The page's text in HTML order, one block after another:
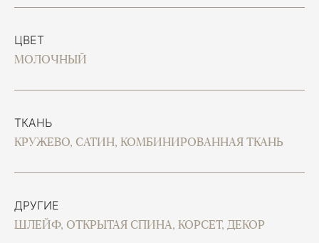
ЦВЕТ
МОЛОЧНЫЙ
ТКАНЬ
КРУЖЕВО, САТИН, КОМБИНИРОВАННАЯ ТКАНЬ
ДРУГИЕ
ШЛЕЙФ, ОТКРЫТАЯ СПИНА, КОРСЕТ, ДЕКОР